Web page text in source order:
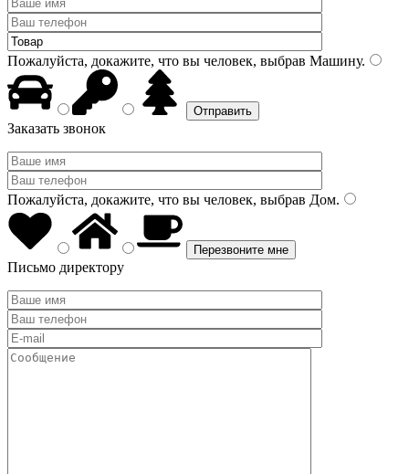
Пожалуйста, докажите, что вы человек, выбрав Машину.
Заказать звонок
Пожалуйста, докажите, что вы человек, выбрав Дом.
Письмо директору